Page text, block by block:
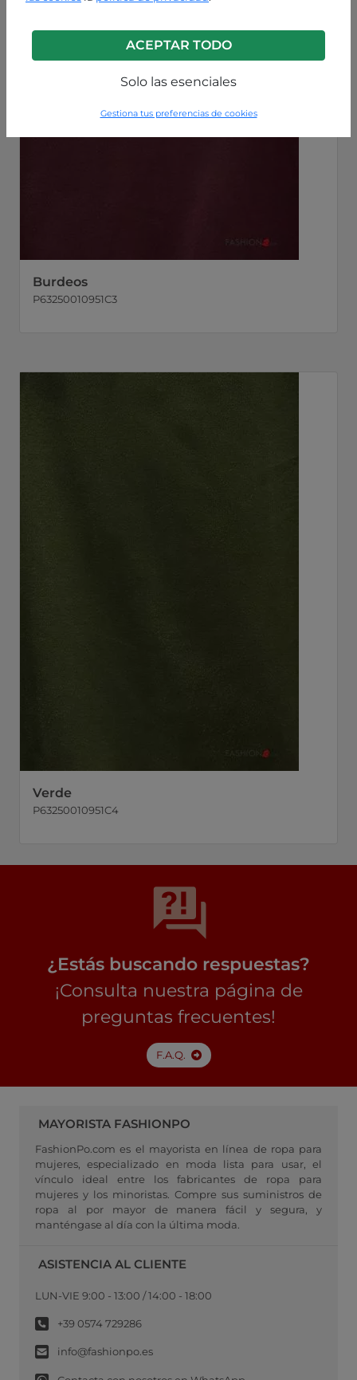
ACEPTAR TODO
Solo las esenciales
Gestiona tus preferencias de cookies
Burdeos
P63250010951C3
Verde
P63250010951C4
¿Estás buscando respuestas?
¡Consulta nuestra página de
preguntas frecuentes!
F.A.Q.
MAYORISTA FASHIONPO
FashionPo.com es el mayorista en línea de ropa para
mujeres, especializado en moda lista para usar, el
vínculo ideal entre los fabricantes de ropa para
mujeres y los minoristas. Compre sus suministros de
ropa al por mayor de manera fácil y segura, y
manténgase al día con la última moda.
ASISTENCIA AL CLIENTE
LUN-VIE 9:00 - 13:00 / 14:00 - 18:00
+39 0574 729286
info@fashionpo.es